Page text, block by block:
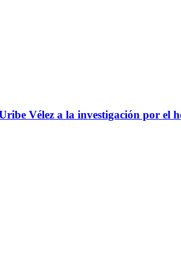
Vélez a la investigación por el